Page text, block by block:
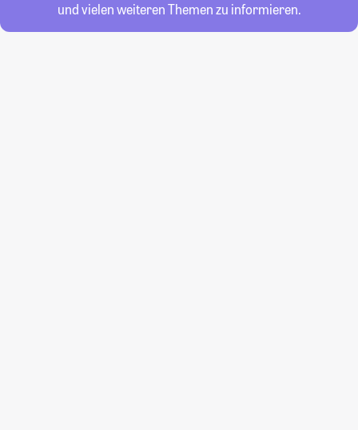
und vielen weiteren Themen zu informieren.